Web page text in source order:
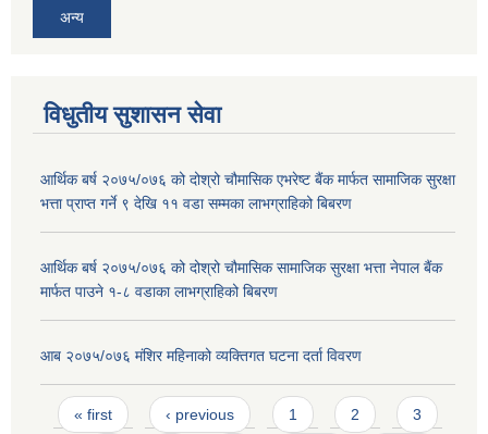
अन्य
विधुतीय सुशासन सेवा
आर्थिक बर्ष २०७५/०७६ को दोश्रो चौमासिक एभरेष्ट बैंक मार्फत सामाजिक सुरक्षा
भत्ता प्राप्त गर्ने ९ देखि ११ वडा सम्मका लाभग्राहिको बिबरण
आर्थिक बर्ष २०७५/०७६ को दोश्रो चौमासिक सामाजिक सुरक्षा भत्ता नेपाल बैंक
मार्फत पाउने १-८ वडाका लाभग्राहिको बिबरण
आब २०७५/०७६ मंशिर महिनाको व्यक्तिगत घटना दर्ता विवरण
Pages
« first ‹ previous 1 2 3